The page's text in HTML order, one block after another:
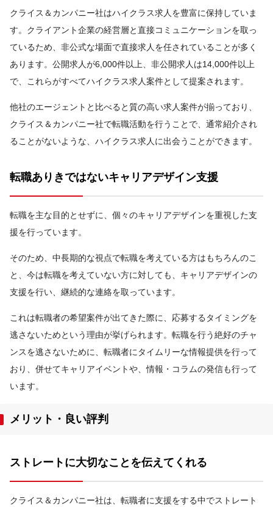
クライス＆カンパニー社はハイクラス求人を豊富に保持していま
す。クライアント企業の経営層と直接コミュニケーションを取っ
ているため、非公式な場面で直接求人を任されていることが多く
あります。公開求人が6,000件以上、非公開求人は14,000件以上
で、これらがすべてハイクラス求人案件として提案されます。
他社のエージェントと比べると質の高い求人案件が揃っており、
クライス＆カンパニー社で転職活動を行うことで、通常紹介され
ることがないような、ハイクラス求人に出会うことができます。
転職ありきではないキャリアデザイン支援
転職を主な目的とせずに、個々のキャリアデザインを重視した支
援を行っています。
そのため、中長期的な視点で転職を考えている方はもちろんのこ
と、今は転職を考えていない方に対しても、キャリアデザインの
支援を行い、継続的な連絡を取っています。
これは転職者の希望案件が出てきた際に、応募するタイミングを
逃さないためという理由が挙げられます。転職を行う絶好のチャ
ンスを逃さないために、転職者にタイムリーな情報提供を行って
おり、併せてキャリアイベントや、情報・コラムの発信も行って
います。
メリット・良い評判
ストレートに大切なことを伝えてくれる
クライス＆カンパニー社は、転職者に支援をする中でストレート